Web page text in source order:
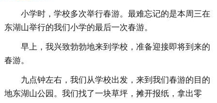
小学时，学校多次举行春游。最难忘记的是本周三在
东湖山举行的我们小学的最后一次春游。
早上，我兴致勃勃地来到学校，准备迎接即将到来的
春游。
九点钟左右，我们从学校出发，来到我们春游的目的
地东湖山公园。我们找了一块草坪，摊开报纸，拿出零